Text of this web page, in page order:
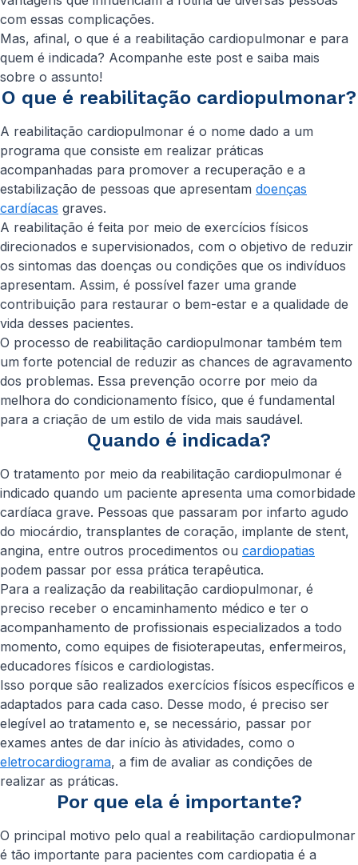
com essas complicações.
Mas, afinal, o que é a reabilitação cardiopulmonar e para
quem é indicada? Acompanhe este post e saiba mais
sobre o assunto!
O que é reabilitação cardiopulmonar?
A reabilitação cardiopulmonar é o nome dado a um
programa que consiste em realizar práticas
acompanhadas para promover a recuperação e a
estabilização de pessoas que apresentam doenças
cardíacas graves.
A reabilitação é feita por meio de exercícios físicos
direcionados e supervisionados, com o objetivo de reduzir
os sintomas das doenças ou condições que os indivíduos
apresentam. Assim, é possível fazer uma grande
contribuição para restaurar o bem-estar e a qualidade de
vida desses pacientes.
O processo de reabilitação cardiopulmonar também tem
um forte potencial de reduzir as chances de agravamento
dos problemas. Essa prevenção ocorre por meio da
melhora do condicionamento físico, que é fundamental
para a criação de um estilo de vida mais saudável.
Quando é indicada?
O tratamento por meio da reabilitação cardiopulmonar é
indicado quando um paciente apresenta uma comorbidade
cardíaca grave. Pessoas que passaram por infarto agudo
do miocárdio, transplantes de coração, implante de stent,
angina, entre outros procedimentos ou cardiopatias
podem passar por essa prática terapêutica.
Para a realização da reabilitação cardiopulmonar, é
preciso receber o encaminhamento médico e ter o
acompanhamento de profissionais especializados a todo
momento, como equipes de fisioterapeutas, enfermeiros,
educadores físicos e cardiologistas.
Isso porque são realizados exercícios físicos específicos e
adaptados para cada caso. Desse modo, é preciso ser
elegível ao tratamento e, se necessário, passar por
exames antes de dar início às atividades, como o
eletrocardiograma, a fim de avaliar as condições de
realizar as práticas.
Por que ela é importante?
O principal motivo pelo qual a reabilitação cardiopulmonar
é tão importante para pacientes com cardiopatia é a